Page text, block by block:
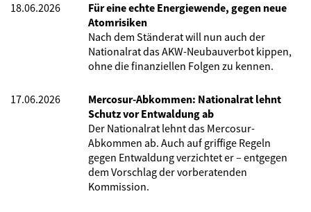
18.06.2026
Für eine echte Energiewende, gegen neue
Atomrisiken
Nach dem Ständerat will nun auch der
Nationalrat das AKW-Neubauverbot kippen,
ohne die finanziellen Folgen zu kennen.
17.06.2026
Mercosur-Abkommen: Nationalrat lehnt
Schutz vor Entwaldung ab
Der Nationalrat lehnt das Mercosur-
Abkommen ab. Auch auf griffige Regeln
gegen Entwaldung verzichtet er – entgegen
dem Vorschlag der vorberatenden
Kommission.